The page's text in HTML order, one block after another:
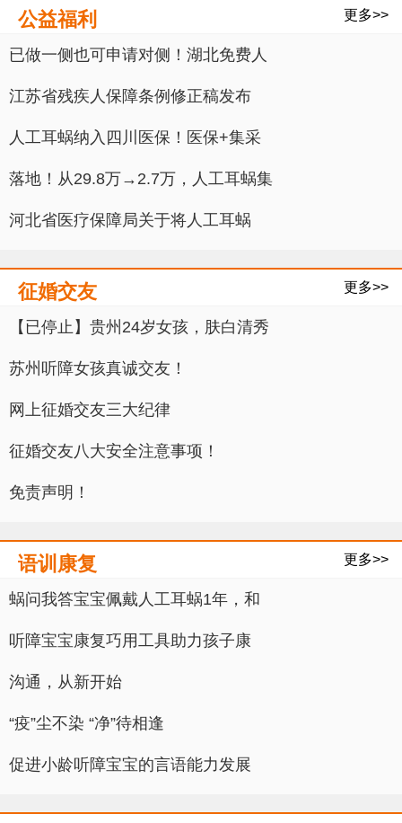
公益福利 更多>>
已做一侧也可申请对侧！湖北免费人
江苏省残疾人保障条例修正稿发布
人工耳蜗纳入四川医保！医保+集采
落地！从29.8万→2.7万，人工耳蜗集
河北省医疗保障局关于将人工耳蜗
征婚交友 更多>>
【已停止】贵州24岁女孩，肤白清秀
苏州听障女孩真诚交友！
网上征婚交友三大纪律
征婚交友八大安全注意事项！
免责声明！
语训康复 更多>>
蜗问我答宝宝佩戴人工耳蜗1年，和
听障宝宝康复巧用工具助力孩子康
沟通，从新开始
“疫”尘不染 “净”待相逢
促进小龄听障宝宝的言语能力发展